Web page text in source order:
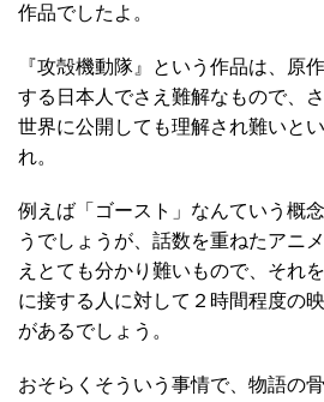
作品でしたよ。
『攻殻機動隊』という作品は、原
する日本人でさえ難解なもので、
世界に公開しても理解され難いと
れ。
例えば「ゴースト」なんていう概
うでしょうが、話数を重ねたアニ
えとても分かり難いもので、それ
に接する人に対して２時間程度の
があるでしょう。
おそらくそういう事情で、物語の